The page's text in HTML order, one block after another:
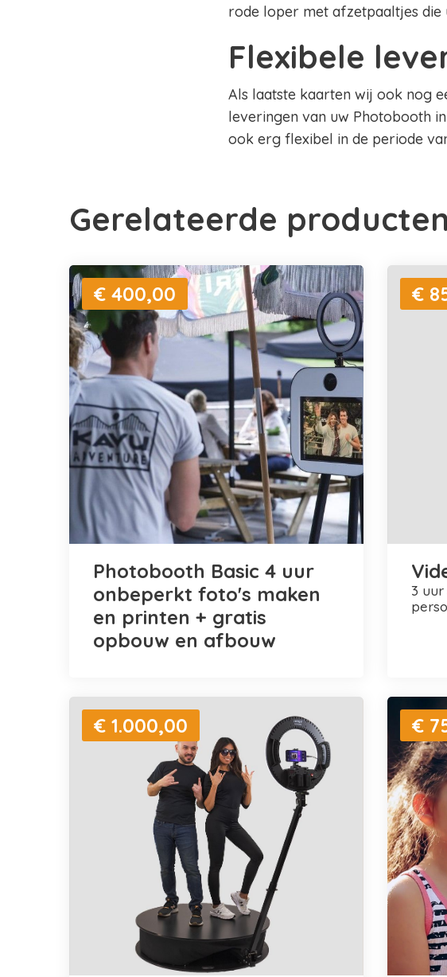
rode loper met afzetpaaltjes die
Flexibele
Als laatste kaarten wij ook nog
leveringen van uw Photobooth
ook erg flexibel in de periode
Gerelateerde producten
€ 400,00
Photobooth Basic 4 uur
onbeperkt foto's maken
en printen + gratis
opbouw en afbouw
€
3 uur onbeperkt video's maken +
€ 1.000,00 €